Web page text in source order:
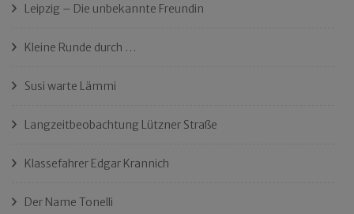
Leipzig – Die unbekannte Freundin
Kleine Runde durch …
Susi warte Lämmi
Langzeitbeobachtung Lützner Straße
Klassefahrer Edgar Krannich
Der Name Tonelli